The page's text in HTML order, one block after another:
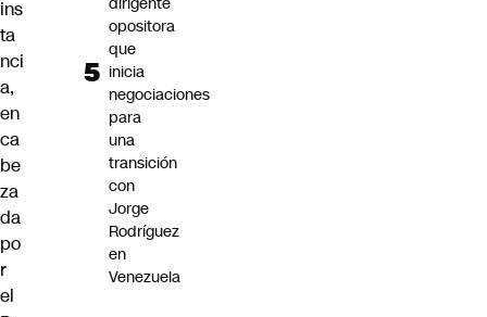
ins
ta
nci
a,
en
ca
be
za
da
po
r
el
opositora
que
inicia
negociaciones
para
una
transición
con
Jorge
Rodríguez
en
Venezuela